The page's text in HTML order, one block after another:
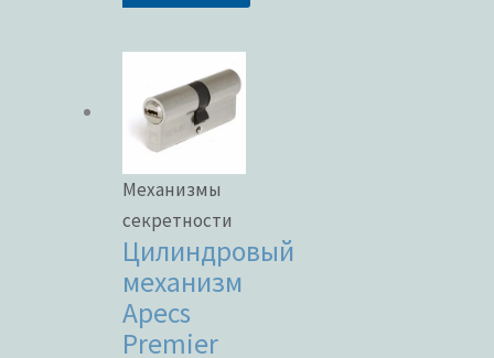
Механизмы
секретности
Цилиндровый
механизм
Apecs
Premier